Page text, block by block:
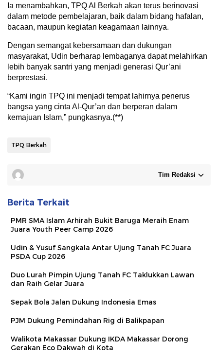
Ia menambahkan, TPQ Al Berkah akan terus berinovasi
dalam metode pembelajaran, baik dalam bidang hafalan,
bacaan, maupun kegiatan keagamaan lainnya.
Dengan semangat kebersamaan dan dukungan
masyarakat, Udin berharap lembaganya dapat melahirkan
lebih banyak santri yang menjadi generasi Qur’ani
berprestasi.
“Kami ingin TPQ ini menjadi tempat lahirnya penerus
bangsa yang cinta Al-Qur’an dan berperan dalam
kemajuan Islam,” pungkasnya.(**)
TPQ Berkah
Tim Redaksi
Berita Terkait
PMR SMA Islam Arhirah Bukit Baruga Meraih Enam
Juara Youth Peer Camp 2026
Udin & Yusuf Sangkala Antar Ujung Tanah FC Juara
PSDA Cup 2026
Duo Lurah Pimpin Ujung Tanah FC Taklukkan Lawan
dan Raih Gelar Juara
Sepak Bola Jalan Dukung Indonesia Emas
PJM Dukung Pemindahan Rig di Balikpapan
Walikota Makassar Dukung IKDA Makassar Dorong
Gerakan Eco Dakwah di Kota